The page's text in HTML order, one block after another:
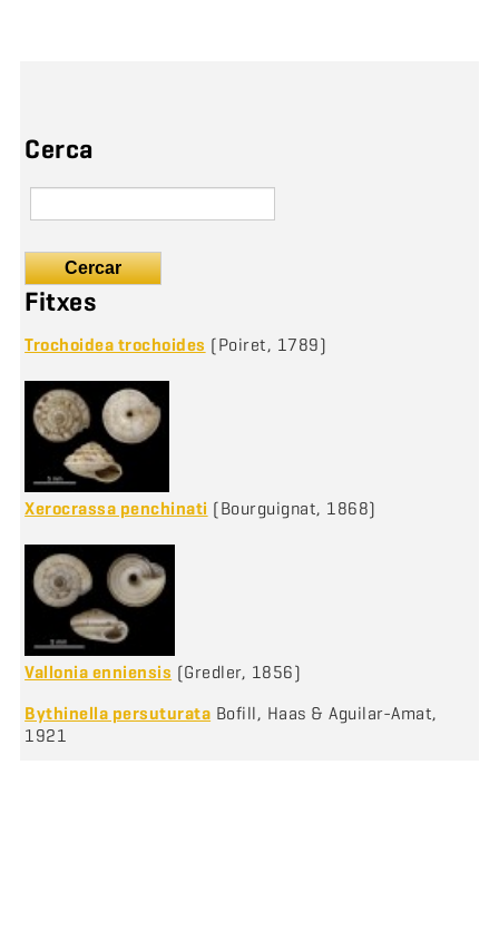
Cerca
Cercar
Fitxes
Trochoidea trochoides (Poiret, 1789)
Xerocrassa penchinati (Bourguignat, 1868)
Vallonia enniensis (Gredler, 1856)
Bythinella persuturata Bofill, Haas & Aguilar-Amat,
1921